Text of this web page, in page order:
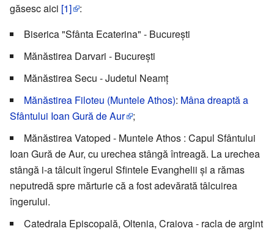
găsesc aici [1]
:
Biserica "Sfânta Ecaterina" - București
Mănăstirea Darvari - București
Mănăstirea Secu - Judetul Neamț
Mănăstirea Filoteu (Muntele Athos): Mâna dreaptă a
Sfântului Ioan Gură de Aur
;
Mănăstirea Vatoped - Muntele Athos : Capul Sfântului
Ioan Gură de Aur, cu urechea stângă întreagă. La urechea
stângă i-a tâlcuit îngerul Sfintele Evanghelii și a rămas
neputredă spre mărturie că a fost adevărată tâlcuirea
îngerului.
Catedrala Episcopală, Oltenia, Craiova - racla de argint